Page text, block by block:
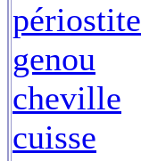
périostite
genou
cheville
cuisse